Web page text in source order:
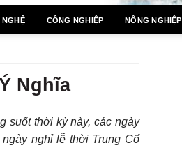
NGHỆ CÔNG NGHIỆP NÔNG NGHIỆP
Nghĩa
suốt thời kỳ này, các ngày
nghỉ lễ thời Trung Cổ